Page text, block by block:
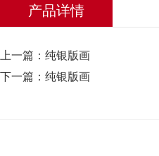
产品详情
上一篇： 纯银版画
下一篇： 纯银版画